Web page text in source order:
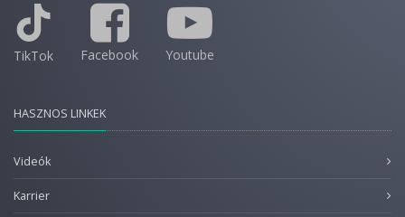
TikTok Facebook Youtube
HASZNOS LINKEK
Videók
Karrier